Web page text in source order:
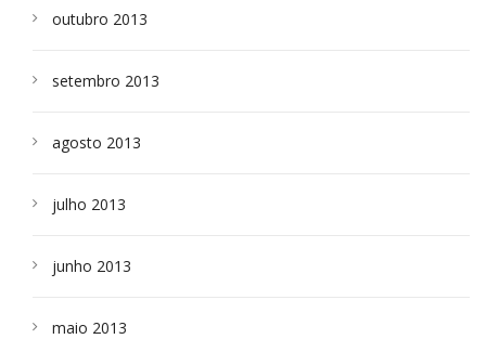
outubro 2013
setembro 2013
agosto 2013
julho 2013
junho 2013
maio 2013